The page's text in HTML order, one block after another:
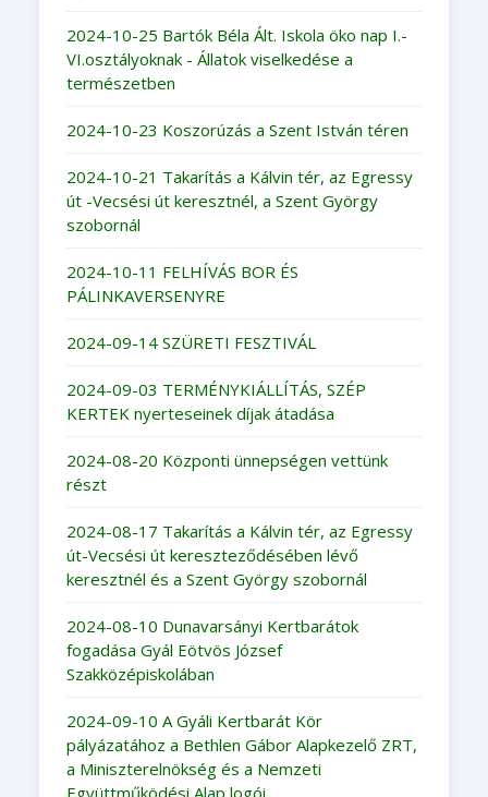
2024-10-25 Bartók Béla Ált. Iskola öko nap I.-
VI.osztályoknak - Állatok viselkedése a
természetben
2024-10-23 Koszorúzás a Szent István téren
2024-10-21 Takarítás a Kálvin tér, az Egressy
út -Vecsési út keresztnél, a Szent György
szobornál
2024-10-11 FELHÍVÁS BOR ÉS
PÁLINKAVERSENYRE
2024-09-14 SZÜRETI FESZTIVÁL
2024-09-03 TERMÉNYKIÁLLÍTÁS, SZÉP
KERTEK nyerteseinek díjak átadása
2024-08-20 Központi ünnepségen vettünk
részt
2024-08-17 Takarítás a Kálvin tér, az Egressy
út-Vecsési út kereszteződésében lévő
keresztnél és a Szent György szobornál
2024-08-10 Dunavarsányi Kertbarátok
fogadása Gyál Eötvös József
Szakközépiskolában
2024-09-10 A Gyáli Kertbarát Kör
pályázatához a Bethlen Gábor Alapkezelő ZRT,
a Miniszterelnökség és a Nemzeti
Együttműködési Alap logói